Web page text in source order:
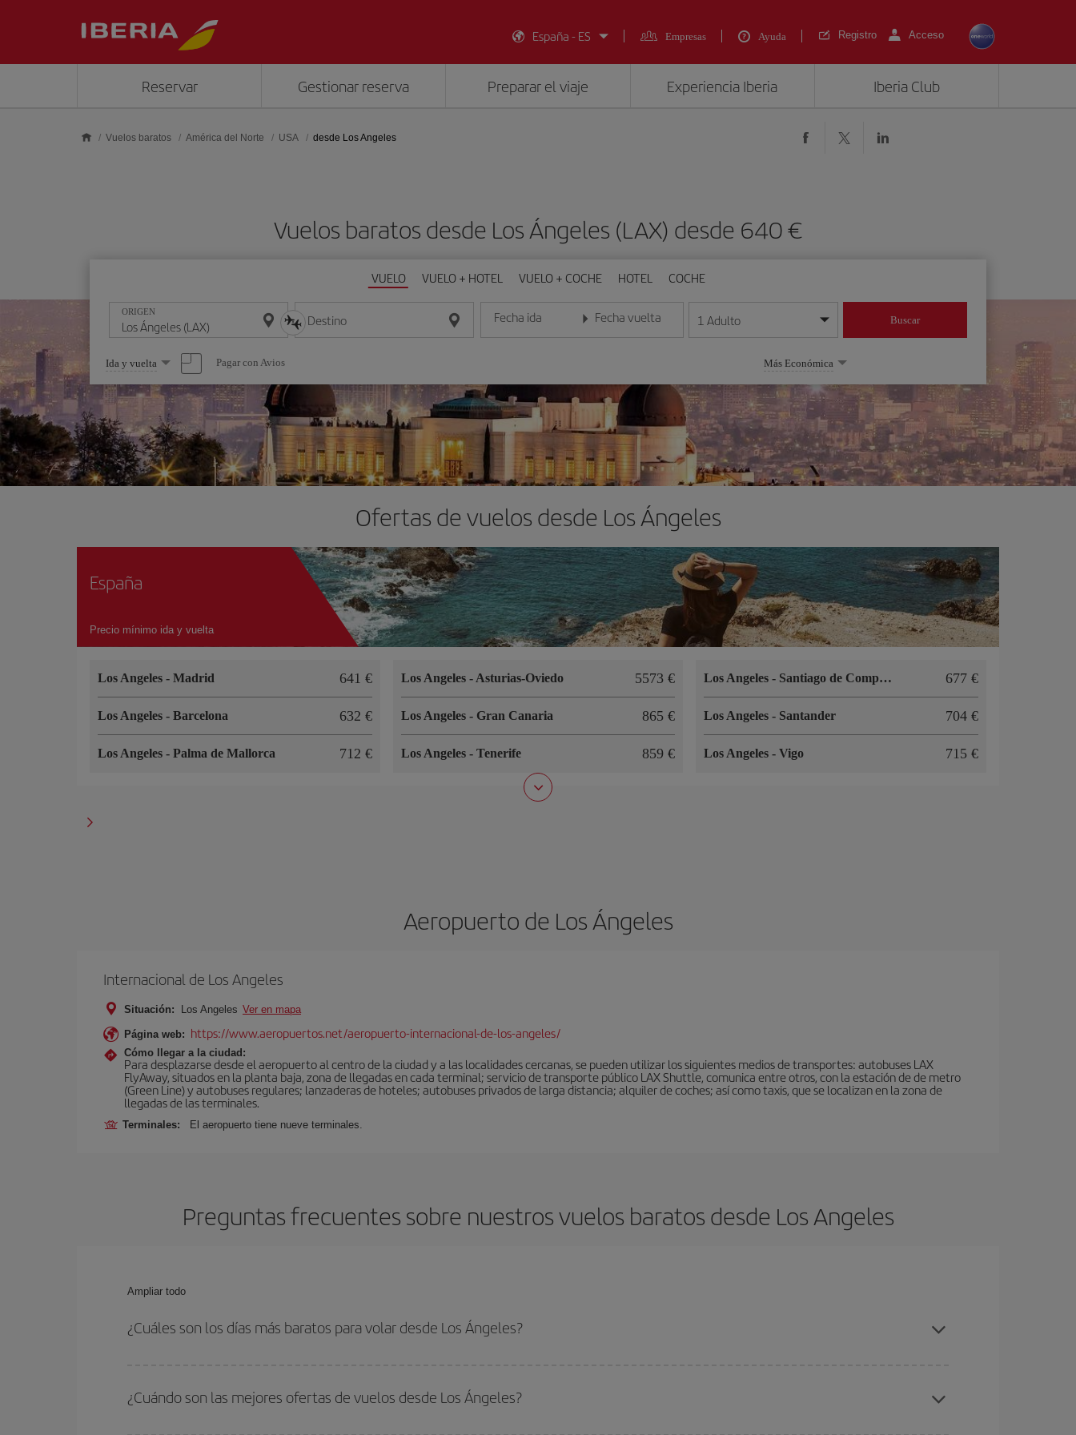
España - ES
Empresas Ayuda Registro Acceso
Reservar Gestionar reserva Preparar el viaje Experiencia Iberia Iberia Club
Vuelos baratos América del Norte USA desde Los Angeles
Vuelos baratos desde Los Ángeles (LAX) desde 640 €
VUELO VUELO + HOTEL VUELO + COCHE HOTEL COCHE
ORIGEN Destino Fecha ida
Introduce la fecha en formato día/mes/año
Fecha vuelta
Introduce la fecha en formato día/mes/año
1 Adulto Buscar
Seleccione
una
opción
Ida y vuelta Pagar con Avios Más Económica
Ofertas de vuelos desde Los Ángeles
España
Precio mínimo ida y vuelta
Los Angeles - Madrid 641 €
Los Angeles - Barcelona 632 €
Los Angeles - Palma de Mallorca 712 €
Los Angeles - Asturias-Oviedo 5573 €
Los Angeles - Gran Canaria 865 €
Los Angeles - Tenerife 859 €
Los Angeles- Santiago de Compostela 677 €
Los Angeles- Santander 704 €
Los Angeles-Vigo 715 €
Aeropuerto de Los Ángeles
Internacional de Los Angeles
Situación: Los Angeles Ver en mapa
Página web: https://www.aeropuertos.net/aeropuerto-internacional-de-los-angeles/
Cómo llegar a la ciudad:
Para desplazarse desde el aeropuerto al centro de la ciudad y a las localidades cercanas, se pueden utilizar los siguientes medios de transportes: autobuses LAX
FlyAway, situados en la planta baja, zona de llegadas en cada terminal; servicio de transporte público LAX Shuttle, comunica entre otros, con la estación de de metro
(Green Line) y autobuses regulares; lanzaderas de hoteles; autobuses privados de larga distancia; alquiler de coches; así como taxis, que se localizan en la zona de
llegadas de las terminales.
Terminales: El aeropuerto tiene nueve terminales.
Preguntas frecuentes sobre nuestros vuelos baratos desde Los Angeles
Ampliar todo
¿Cuáles son los días más baratos para volar desde Los Ángeles?
quieres ir y en qué fechas habías pensado viajar. Te mostraremos los vuelos más baratos, no solo
para que puedas encontrar la mejor oferta. Además, busca en las diferentes opciones de vuelo que te ofrecemos cada día: algunos
¿Cuándo son las mejores ofertas de vuelos desde Los Ángeles?